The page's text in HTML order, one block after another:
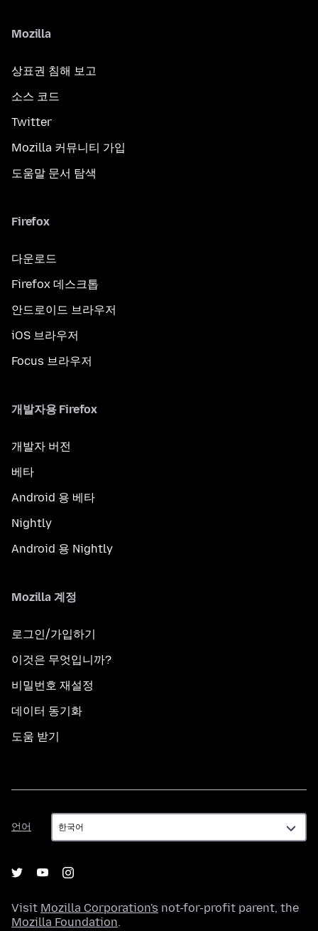
Mozilla
상표권 침해 보고
소스 코드
Twitter
Mozilla 커뮤니티 가입
도움말 문서 탐색
Firefox
다운로드
Firefox 데스크톱
안드로이드 브라우저
iOS 브라우저
Focus 브라우저
개발자용 Firefox
개발자 버전
베타
Android 용 베타
Nightly
Android 용 Nightly
Mozilla 계정
로그인/가입하기
이것은 무엇입니까?
비밀번호 재설정
데이터 동기화
도움 받기
언어
언
어
Visit Mozilla Corporation's not-for-profit parent, the
Mozilla Foundation.